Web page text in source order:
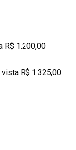
R$ 1.200,00
R$ 1.325,00